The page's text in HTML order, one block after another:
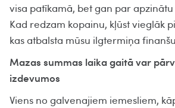
visa patīkamā, bet gan par
Kad redzam kopainu, kļūst vieglāk
kas atbalsta mūsu ilgtermiņa
Mazas summas laika gaitā var
izdevumos
Viens no galvenajiem iemesliem,